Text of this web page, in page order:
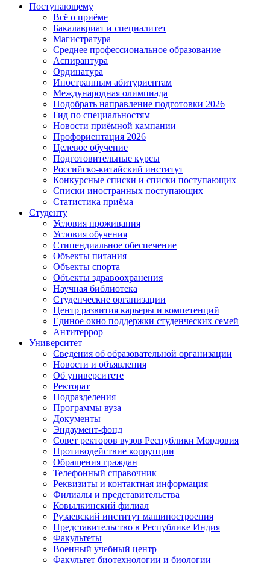
Поступающему
Всё о приёме
Бакалавриат и специалитет
Магистратура
Среднее профессиональное образование
Аспирантура
Ординатура
Иностранным абитуриентам
Международная олимпиада
Подобрать направление подготовки 2026
Гид по специальностям
Новости приёмной кампании
Профориентация 2026
Целевое обучение
Подготовительные курсы
Российско-китайский институт
Конкурсные списки и списки поступающих
Списки иностранных поступающих
Статистика приёма
Студенту
Условия проживания
Условия обучения
Стипендиальное обеспечение
Объекты питания
Объекты спорта
Объекты здравоохранения
Научная библиотека
Студенческие организации
Центр развития карьеры и компетенций
Единое окно поддержки студенческих семей
Антитеррор
Университет
Сведения об образовательной организации
Новости и объявления
Об университете
Ректорат
Подразделения
Программы вуза
Документы
Эндаумент-фонд
Совет ректоров вузов Республики Мордовия
Противодействие коррупции
Обращения граждан
Телефонный справочник
Реквизиты и контактная информация
Филиалы и представительства
Ковылкинский филиал
Рузаевский институт машиностроения
Представительство в Республике Индия
Факультеты
Военный учебный центр
Факультет биотехнологии и биологии